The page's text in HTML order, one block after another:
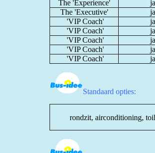
The 'Experience'
ja
The 'Executive'
ja
'VIP Coach'
ja
'VIP Coach'
ja
'VIP Coach'
ja
'VIP Coach'
ja
'VIP Coach'
ja
Standaard opties:
rondzit, airconditioning,